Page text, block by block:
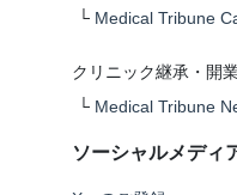
└ Medical Tribune
クリニック継承・開
└ Medical Tribune
ソーシャルメディ